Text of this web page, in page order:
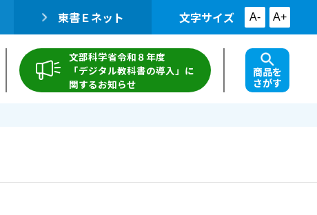
東書Ｅネット 文字サイズ A- A+
文部科学省令和８年度
「デジタル教科書の導入」に
関するお知らせ
商品を
さがす